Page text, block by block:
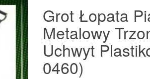
Grot Łopata
Metalowy
Uchwyt
0460)